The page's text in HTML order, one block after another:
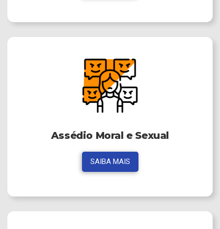
Assédio Moral e Sexual
SAIBA MAIS